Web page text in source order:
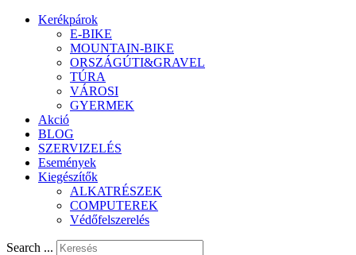
Kerékpárok
E-BIKE
MOUNTAIN-BIKE
ORSZÁGÚTI&GRAVEL
TÚRA
VÁROSI
GYERMEK
Akció
BLOG
SZERVIZELÉS
Események
Kiegészítők
ALKATRÉSZEK
COMPUTEREK
Védőfelszerelés
Search ...